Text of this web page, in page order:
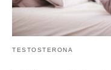
TESTOSTERONA